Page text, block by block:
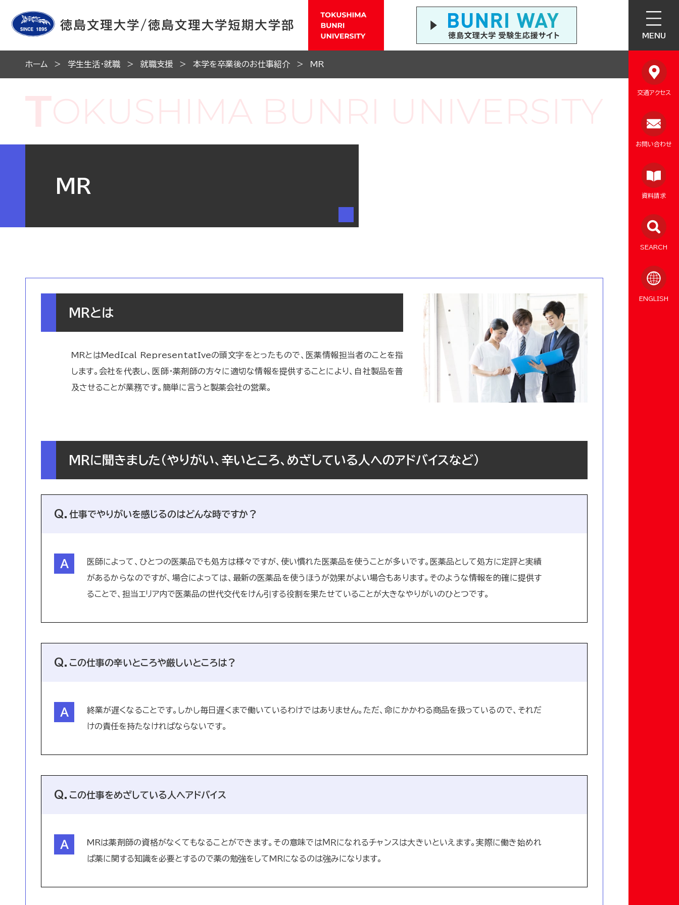
MENU
交通アクセス
お問い合わせ
資料請求
SEARCH
ENGLISH
ホーム 学生生活・就職 就職支援 本学を卒業後のお仕事紹介 MR
MR
MRとは
MRとはMedIcal RepresentatIveの頭文字をとったもので、医薬情報担当者のことを指
します。会社を代表し、医師・薬剤師の方々に適切な情報を提供することにより、自社製品を普
及させることが業務です。簡単に言うと製薬会社の営業。
MRに聞きました（やりがい、辛いところ、めざしている人へのアドバイスなど）
仕事でやりがいを感じるのはどんな時ですか？
医師によって、ひとつの医薬品でも処方は様々ですが、使い慣れた医薬品を使うことが多いです。医薬品として処方に定評と実績
があるからなのですが、場合によっては、最新の医薬品を使うほうが効果がよい場合もあります。そのような情報を的確に提供す
ることで、担当エリア内で医薬品の世代交代をけん引する役割を果たせていることが大きなやりがいのひとつです。
この仕事の辛いところや厳しいところは？
終業が遅くなることです。しかし毎日遅くまで働いているわけではありません。ただ、命にかかわる商品を扱っているので、それだ
けの責任を持たなければならないです。
この仕事をめざしている人へアドバイス
MRは薬剤師の資格がなくてもなることができます。その意味ではＭＲになれるチャンスは大きいといえます。実際に働き始めれ
ば薬に関する知識を必要とするので薬の勉強をしてMRになるのは強みになります。